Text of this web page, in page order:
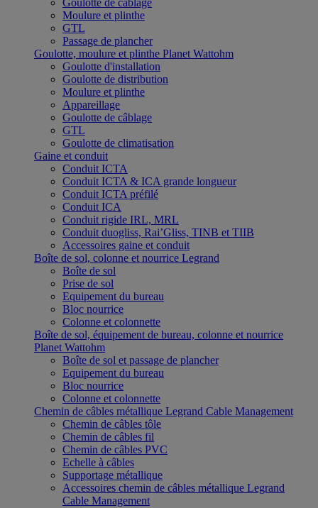
Goulotte de câblage
Moulure et plinthe
GTL
Passage de plancher
Goulotte, moulure et plinthe Planet Wattohm
Goulotte d'installation
Goulotte de distribution
Moulure et plinthe
Appareillage
Goulotte de câblage
GTL
Goulotte de climatisation
Gaine et conduit
Conduit ICTA
Conduit ICTA & ICA grande longueur
Conduit ICTA préfilé
Conduit ICA
Conduit rigide IRL, MRL
Conduit duogliss, Rai’Gliss, TINB et TIIB
Accessoires gaine et conduit
Boîte de sol, colonne et nourrice Legrand
Boîte de sol
Prise de sol
Equipement du bureau
Bloc nourrice
Colonne et colonnette
Boîte de sol, équipement de bureau, colonne et nourrice
Planet Wattohm
Boîte de sol et passage de plancher
Equipement du bureau
Bloc nourrice
Colonne et colonnette
Chemin de câbles métallique Legrand Cable Management
Chemin de câbles tôle
Chemin de câbles fil
Chemin de câbles PVC
Echelle à câbles
Supportage métallique
Accessoires chemin de câbles métallique Legrand
Cable Management